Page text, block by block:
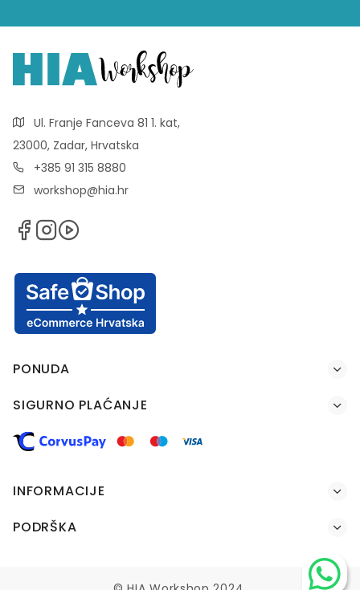
Ul. Franje Fanceva 81 1. kat,
23000, Zadar, Hrvatska
+385 91 315 8880
workshop@hia.hr
PONUDA
SIGURNO PLAĆANJE
INFORMACIJE
PODRŠKA